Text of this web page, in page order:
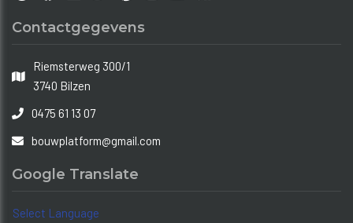
Contactgegevens
Riemsterweg 300/1
3740 Bilzen
0475 61 13 07
bouwplatform@gmail.com
Google Translate
Select Language